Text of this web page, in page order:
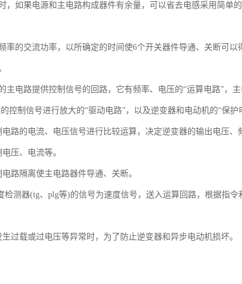
如果电源和主电路构成器件有余量，可以省去电感采用简单的
的交流功率，以所确定的时间使6个开关器件导通、关断可以
电路提供控制信号的回路，它有频率、电压的“运算电路”，
控制信号进行放大的“驱动电路”，以及逆变器和电动机的“保护
路的电流、电压信号进行比较运算，决定逆变器的输出电压、
压、电流等。
路隔离使主电路器件导通、关断。
检测器(tg、plg等)的信号为速度信号，送入运算回路，根据指令
过载或过电压等异常时，为了防止逆变器和异步电动机损坏。